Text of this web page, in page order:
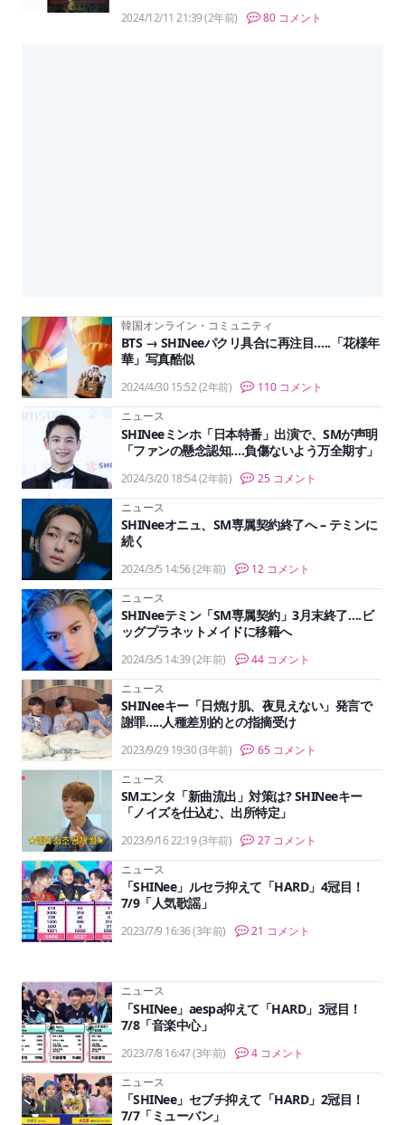
2024/12/11 21:39(2年前) 80 コメント
韓国オンライン・コミュニティ
BTS → SHINeeパクリ具合に再注目…..「花様年
華」写真酷似
2024/4/30 15:52(2年前) 110 コメント
ニュース
SHINeeミンホ「日本特番」出演で、SMが声明
「ファンの懸念認知….負傷ないよう万全期す」
2024/3/20 18:54(2年前) 25 コメント
ニュース
SHINeeオニュ、SM専属契約終了へ – テミンに
続く
2024/3/5 14:56(2年前) 12 コメント
ニュース
SHINeeテミン「SM専属契約」3月末終了….ビ
ッグプラネットメイドに移籍へ
2024/3/5 14:39(2年前) 44 コメント
ニュース
SHINeeキー「日焼け肌、夜見えない」発言で
謝罪…..人種差別的との指摘受け
2023/9/29 19:30(3年前) 65 コメント
ニュース
SMエンタ「新曲流出」対策は? SHINeeキー
「ノイズを仕込む、出所特定」
2023/9/16 22:19(3年前) 27 コメント
ニュース
「SHINee」ルセラ抑えて「HARD」4冠目！
7/9「人気歌謡」
2023/7/9 16:36(3年前) 21 コメント
ニュース
「SHINee」aespa抑えて「HARD」3冠目！
7/8「音楽中心」
2023/7/8 16:47(3年前) 4 コメント
ニュース
「SHINee」セブチ抑えて「HARD」2冠目！
7/7「ミューバン」